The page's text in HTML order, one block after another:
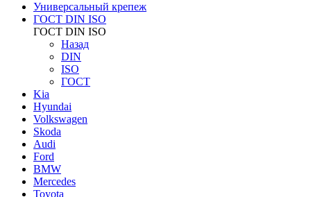
Универсальный крепеж
ГОСТ DIN ISO
ГОСТ DIN ISO
Назад
DIN
ISO
ГОСТ
Kia
Hyundai
Volkswagen
Skoda
Audi
Ford
BMW
Mercedes
Toyota